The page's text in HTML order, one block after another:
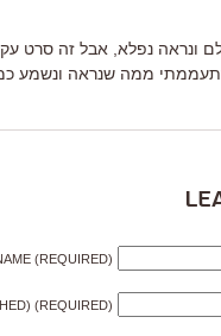
ונראה נפלא, אבל זה סרט
ממה שנראה ונשמע
(REQUIRED)
(REQUIRED)